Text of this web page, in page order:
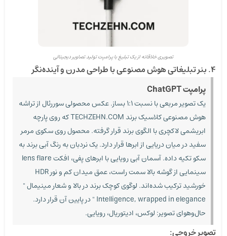
تصویری خلاقانه از یک تبلیغ با پرامپت تولید تصاویر دیجیتالی
۴. بنر تبلیغاتی هوش مصنوعی با طراحی مدرن و آینده‌نگر
پرامپت ChatGPT
یک تصویر مربعی با نسبت ۱:۱ بساز. عکس محصولی سوررئال از تراشه
هوش مصنوعی کلاسیک برند TECHZEHN.COM که روی پارچه
ابریشمی لاکچری با الگوی برند قرار گرفته. محصول روی سکوی مرمر
سفید در میان دریایی از ابرها قرار دارد. یک نردبان به رنگ آبی برند به
سکو تکیه داده. آسمان آبی رویایی با ابرهای پفی، افکت lens flare
سینمایی از گوشه بالا سمت راست، عمق میدان کم و نور HDR
خورشید ترکیب شده‌اند. لوگوی کوچک برند در بالا و شعار مینیمال "
Intelligence, wrapped in elegance " در پایین آن قرار دارد.
حال‌وهوای تصویر: لوکس، ادیتوریال، رویایی.
تصویر خروجی: